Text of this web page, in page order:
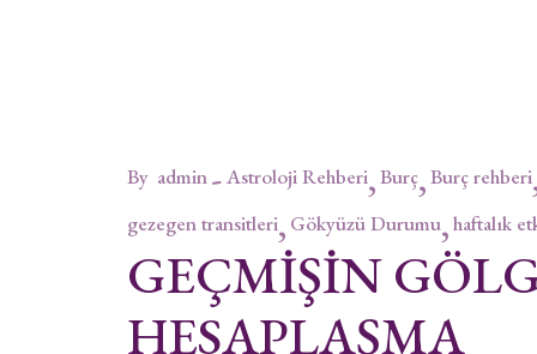
By admin Astroloji Rehberi Burç Burç rehberi
gezegen transitleri Gökyüzü Durumu haftalık
GEÇMİŞİN
HESAPLAŞMA